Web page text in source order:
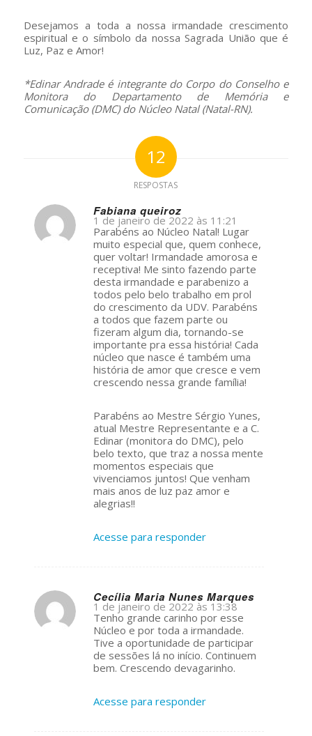
Desejamos a toda a nossa irmandade crescimento
espiritual e o símbolo da nossa Sagrada União que é
Luz, Paz e Amor!
*Edinar Andrade é integrante do Corpo do Conselho e
Monitora do Departamento de Memória e
Comunicação (DMC) do Núcleo Natal (Natal-RN).
12
RESPOSTAS
Fabiana queiroz
s
ays:
1 de janeiro de 2022 às 11:21
Parabéns ao Núcleo Natal! Lugar
muito especial que, quem conhece,
quer voltar! Irmandade amorosa e
receptiva! Me sinto fazendo parte
desta irmandade e parabenizo a
todos pelo belo trabalho em prol
do crescimento da UDV. Parabéns
a todos que fazem parte ou
fizeram algum dia, tornando-se
importante pra essa história! Cada
núcleo que nasce é também uma
história de amor que cresce e vem
crescendo nessa grande família!
Parabéns ao Mestre Sérgio Yunes,
atual Mestre Representante e a C.
Edinar (monitora do DMC), pelo
belo texto, que traz a nossa mente
momentos especiais que
vivenciamos juntos! Que venham
mais anos de luz paz amor e
alegrias!!
Acesse para responder
Cecília Maria Nunes Marques
s
ays:
1 de janeiro de 2022 às 13:38
Tenho grande carinho por esse
Núcleo e por toda a irmandade.
Tive a oportunidade de participar
de sessões lá no início. Continuem
bem. Crescendo devagarinho.
Acesse para responder